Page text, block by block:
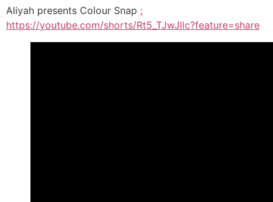
Aliyah presents Colour Snap :
https://youtube.com/shorts/Rt5_TJwJllc?feature=share